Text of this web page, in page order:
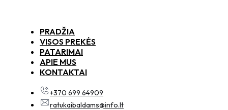
PRADŽIA
VISOS PREKĖS
PATARIMAI
APIE MUS
KONTAKTAI
+370 699 64909
ratukaibaldams@info.lt